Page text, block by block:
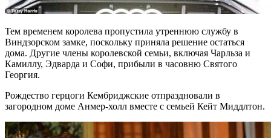
Тем временем королева пропустила утреннюю службу в
Виндзорском замке, поскольку приняла решение остаться
дома. Другие члены королевской семьи, включая Чарльза и
Камиллу, Эдварда и Софи, прибыли в часовню Святого
Георгия.
Рождество герцоги Кембриджские отпраздновали в
загородном доме Анмер-холл вместе с семьей Кейт Миддлтон.